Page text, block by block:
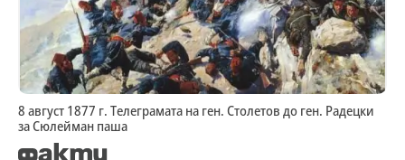
8 август 1877 г. Телеграмата на ген. Столетов до ген. Радецки
за Сюлейман паша